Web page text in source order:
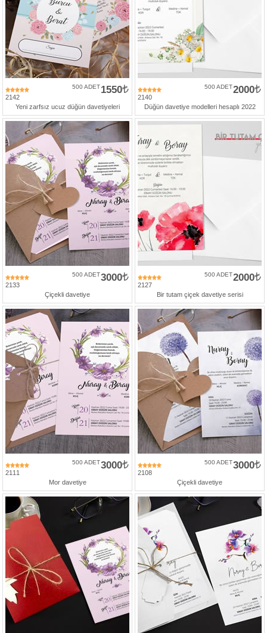
2142
1550
500 ADET
Yeni zarfsız ucuz düğün davetiyeleri
2140
2000
500 ADET
Düğün davetiye modelleri hesaplı 2022
2133
3000
500 ADET
Çiçekli davetiye
2127
2000
500 ADET
Bir tutam çiçek davetiye serisi
2111
3000
500 ADET
Mor davetiye
2108
3000
500 ADET
Çiçekli davetiye